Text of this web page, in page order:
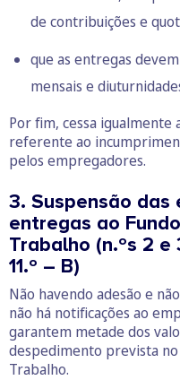
de contribuições e
que as entregas
mensais e
Por fim, cessa igualmente
referente ao
pelos empregadores.
3. Suspensão das
entregas ao
Trabalho (n.ºs 2 e
11.º – B)
Não havendo adesão e
não há notificações ao
garantem metade dos
despedimento prevista no
Trabalho.